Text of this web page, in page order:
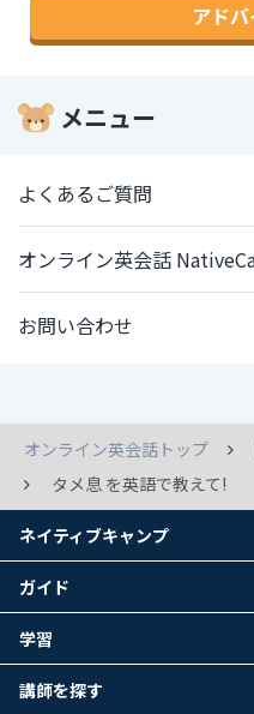
アド
メニュー
よくあるご質問
オンライン英会話
お問い合わせ
オンライン英会話トップ
タメ息 を英語で教えて!
ネイティブキャンプ
ガイド
学習
講師を探す